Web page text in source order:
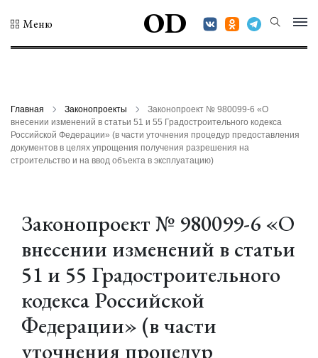
Меню OD
Главная Законопроекты
Законопроект № 980099-6 «О
внесении изменений в статьи 51 и 55 Градостроительного кодекса
Российской Федерации» (в части уточнения процедур предоставления
документов в целях упрощения получения разрешения на
строительство и на ввод объекта в эксплуатацию)
Законопроект № 980099-6 «О
внесении изменений в статьи
51 и 55 Градостроительного
кодекса Российской
Федерации» (в части
уточнения процедур